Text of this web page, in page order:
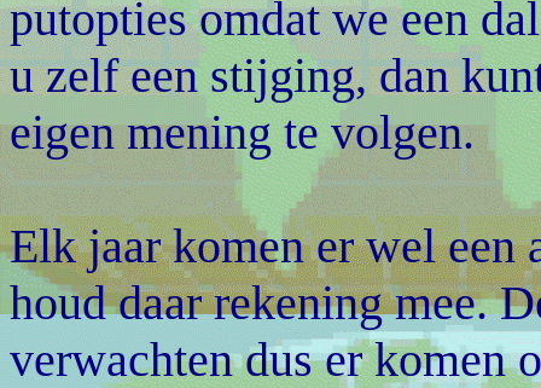
putopties omdat we een
u zelf een stijging, dan
eigen mening te volgen.
Elk jaar komen er wel een
houd daar rekening mee.
verwachten dus er komen